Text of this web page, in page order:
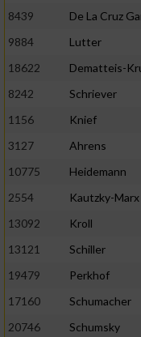
8439
De La Cruz
9884
Lutter
18622
Dematteis-
8242
Schriever
1156
Knief
3127
Ahrens
10775
Heidemann
2554
Kautzky-Marx
13092
Kroll
13121
Schiller
19479
Perkhof
17160
Schumacher
20746
Schumsky
Analyse von
verschiedenen Quellen
Verwendung
IAB-Besonderheiten:
Verwendung